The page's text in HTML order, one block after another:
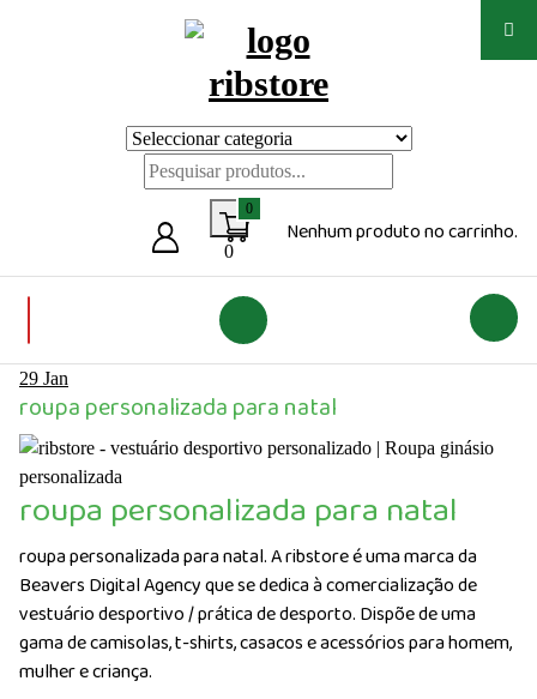
0
0
Nenhum produto no carrinho.
29 Jan
roupa personalizada para natal
roupa personalizada para natal
roupa personalizada para natal. A ribstore é uma marca da
Beavers Digital Agency que se dedica à comercialização de
vestuário desportivo / prática de desporto. Dispõe de uma
gama de camisolas, t-shirts, casacos e acessórios para homem,
mulher e criança.